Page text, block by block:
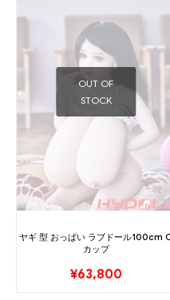
OUT OF
STOCK
ヤギ 型 おっぱい ラブドール100cm O
カップ
¥63,800